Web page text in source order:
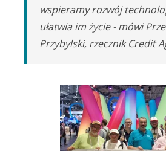
wspieramy rozwój
ułatwia im życie - mówi
Przybylski, rzecznik Credit